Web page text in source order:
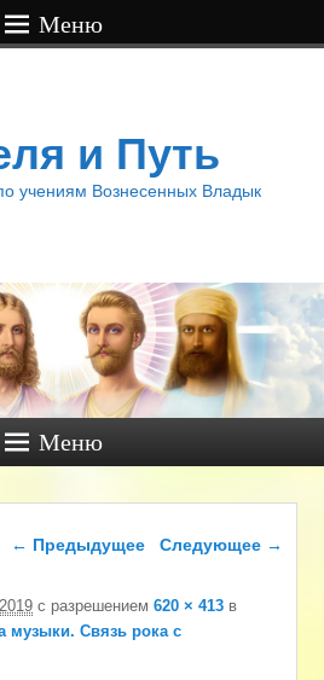
Меню
и Путь
учениям Вознесенных Владык
Меню
Навигация по изображениям
← Предыдущее Следующее →
с разрешением620 × 413 в
музыки. Связь рока с